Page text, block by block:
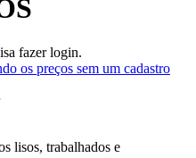
fazer login.
os preços sem um cadastro
lisos, trabalhados e